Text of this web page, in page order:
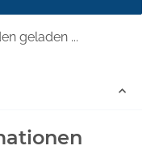
geladen ...